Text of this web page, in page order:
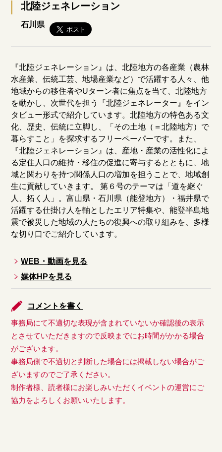
北陸ジェネレーション
石川県
『北陸ジェネレーション』は、北陸地方の各産業（農林
水産業、伝統工芸、地場産業など）で活躍する人々、他
地域からの移住者やUターン者に焦点を当て、北陸地方
を動かし、次世代を担う『北陸ジェネレーター』をイン
タビュー形式で紹介しています。北陸地方の特色ある文
化、歴史、伝統に立脚し、「その土地（＝北陸地方）で
暮らすこと」を探求するフリーペーパーです。また、
『北陸ジェネレーション』は、産地・産業の活性化によ
る定住人口の維持・移住の促進に寄与するとともに、地
域と関わりを持つ関係人口の増加を担うことで、地域創
生に貢献していきます。 第６号のテーマは「道を継ぐ
人、拓く人」。富山県・石川県（能登地方）・福井県で
活躍する仕掛け人を軸としたエリア特集や、能登半島地
震で被災した地域の人たちの復興への取り組みを、多様
な切り口でご紹介しています。
WEB・動画を見る
媒体HPを見る
コメントを書く
事務局にて不適切な表現が含まれていないか確認後の表示
とさせていただきますので反映までにお時間がかかる場合
がございます。
事務局側で不適切と判断した場合には掲載しない場合がご
ざいますのでご了承ください。
制作者様、読者様にお楽しみいただくイベントの運営にご
協力をよろしくお願いいたします。